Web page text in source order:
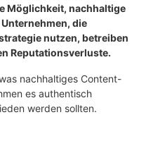
Möglichkeit, nachhaltige
die
nutzen, betreiben
Reputationsverluste.
nachhaltiges Content-
es authentisch
werden sollten.